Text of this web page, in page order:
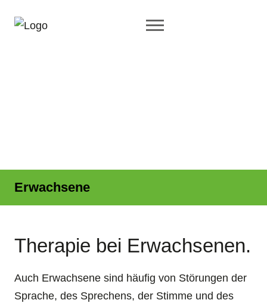
Erwachsene
Therapie bei Erwachsenen.
Auch Erwachsene sind häufig von Störungen der
Sprache, des Sprechens, der Stimme und des